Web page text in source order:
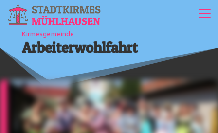
Kirmesgemeinde
Arbeiterwohlfahrt